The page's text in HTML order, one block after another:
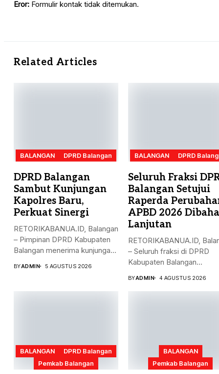
Eror: Formulir kontak tidak ditemukan.
Related Articles
BALANGAN DPRD Balangan
DPRD Balangan
Sambut Kunjungan
Kapolres Baru,
Perkuat Sinergi
RETORIKABANUA.ID, Balangan
– Pimpinan DPRD Kabupaten
Balangan menerima kunjungan
BYADMIN 5 AGUSTUS 2026
BALANGAN DPRD
Seluruh Fraksi
Balangan Setujui
Raperda
APBD 2026
Lanjutan
RETORIKABANUA.ID,
– Seluruh fraksi di DPRD
Kabupaten Balangan
BYADMIN 4 AGUSTUS 2026
BALANGAN
DPRD Balangan
Pemkab Balangan
BALANGAN
Pemkab Balangan